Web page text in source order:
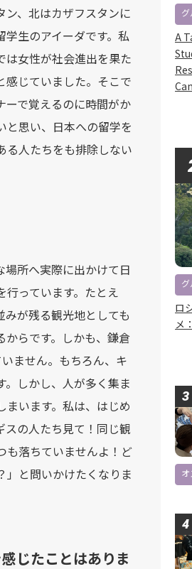
、北はカザフスタンに
生のアイーダです。私
は女性が社会進出を果た
感じていました。そこで
ーで覚えるのに時間がか
と思い、日本への留学を
る人たちをも排除しない
所へ実際に出かけて日
っています。たとえ
が残る観光地としても
らです。しかも、鎌倉
ません。もちろん、キ
しかし、人が多く集ま
います。私は、はじめ
の人たち見て！同じ観
も落ちていませんよ！ど
」と問いかけたくなりま
じたことはありま
A
ロ
メ